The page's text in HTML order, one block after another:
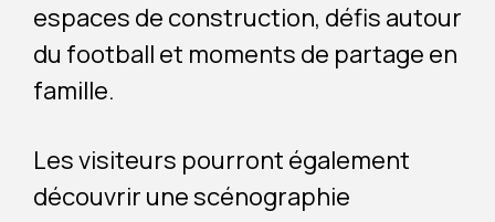
espaces de construction, défis autour
du football et moments de partage en
famille.
Les visiteurs pourront également
découvrir une scénographie